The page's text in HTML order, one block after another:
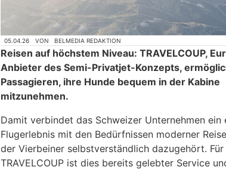
05.04.26 VON BELMEDIA REDAKTION
Reisen auf höchstem Niveau: TRAVELCOUP,
Anbieter des Semi-Privatjet-Konzepts,
Passagieren, ihre Hunde bequem in der Kabine
mitzunehmen.
Damit verbindet das Schweizer Unternehmen ein
Flugerlebnis mit den Bedürfnissen moderner
der Vierbeiner selbstverständlich dazugehört. Für
TRAVELCOUP ist dies bereits gelebter Service